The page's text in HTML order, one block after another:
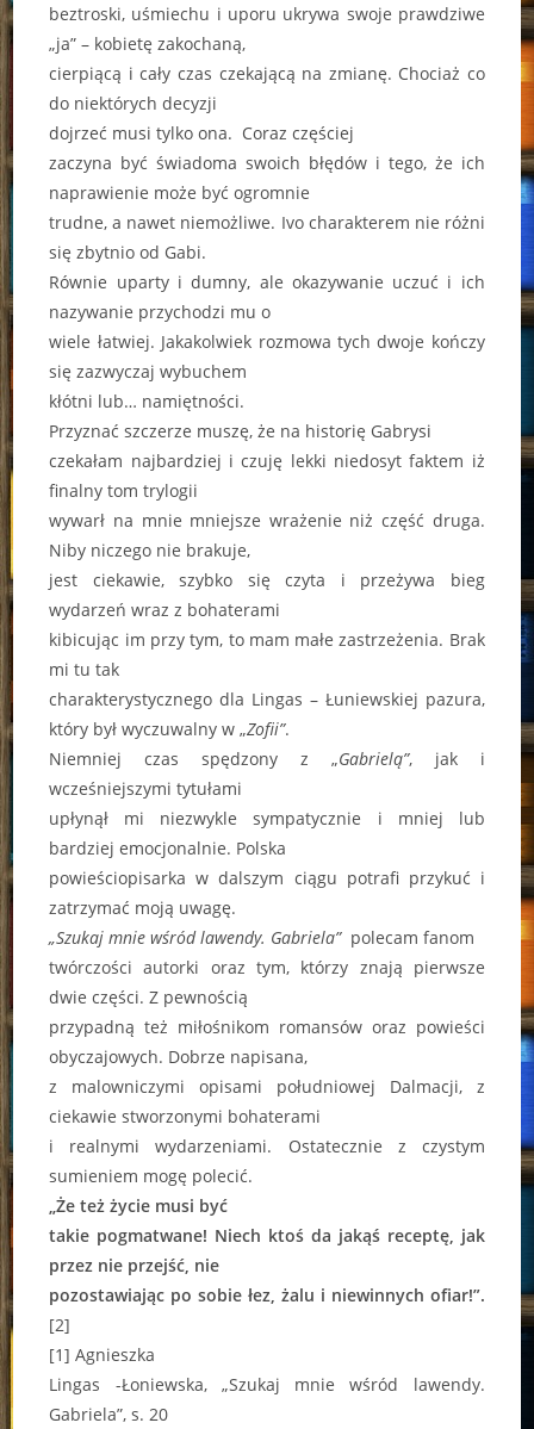
beztroski, uśmiechu i uporu ukrywa swoje prawdziwe
„ja” – kobietę zakochaną,
cierpiącą i cały czas czekającą na zmianę. Chociaż co
do niektórych decyzji
dojrzeć musi tylko ona. Coraz częściej
zaczyna być świadoma swoich błędów i tego, że ich
naprawienie może być ogromnie
trudne, a nawet niemożliwe. Ivo charakterem nie różni
się zbytnio od Gabi.
Równie uparty i dumny, ale okazywanie uczuć i ich
nazywanie przychodzi mu o
wiele łatwiej. Jakakolwiek rozmowa tych dwoje kończy
się zazwyczaj wybuchem
kłótni lub… namiętności.
Przyznać szczerze muszę, że na historię Gabrysi
czekałam najbardziej i czuję lekki niedosyt faktem iż
finalny tom trylogii
wywarł na mnie mniejsze wrażenie niż część druga.
Niby niczego nie brakuje,
jest ciekawie, szybko się czyta i przeżywa bieg
wydarzeń wraz z bohaterami
kibicując im przy tym, to mam małe zastrzeżenia. Brak
mi tu tak
charakterystycznego dla Lingas – Łuniewskiej pazura,
który był wyczuwalny w „Zofii”.
Niemniej czas spędzony z „Gabrielą”, jak i
wcześniejszymi tytułami
upłynął mi niezwykle sympatycznie i mniej lub
bardziej emocjonalnie. Polska
powieściopisarka w dalszym ciągu potrafi przykuć i
zatrzymać moją uwagę.
„Szukaj mnie wśród lawendy. Gabriela” polecam fanom
twórczości autorki oraz tym, którzy znają pierwsze
dwie części. Z pewnością
przypadną też miłośnikom romansów oraz powieści
obyczajowych. Dobrze napisana,
z malowniczymi opisami południowej Dalmacji, z
ciekawie stworzonymi bohaterami
i realnymi wydarzeniami. Ostatecznie z czystym
sumieniem mogę polecić.
„Że też życie musi być
takie pogmatwane! Niech ktoś da jakąś receptę, jak
przez nie przejść, nie
pozostawiając po sobie łez, żalu i niewinnych ofiar!”.
[2]
[1] Agnieszka
Lingas -Łoniewska, „Szukaj mnie wśród lawendy.
Gabriela”, s. 20